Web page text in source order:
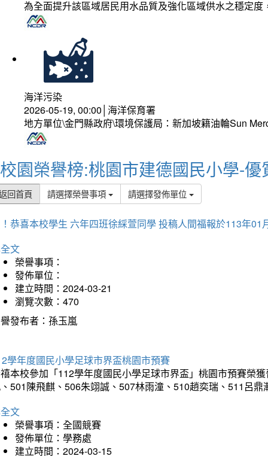
為全面提升該區域居民用水品質及強化區域供水之穩定
海洋污染
2026-05-19, 00:00│海洋保育署
地方單位\金門縣政府\環境保護局：新加坡籍油輪Sun
校園榮譽榜:桃園市建德國民小學-優
回首頁 請選擇榮譽事項 請選擇發佈單位
恭喜本校學生 六年四班徐綵萱同學 投稿人間福報於113年01
文
榮譽事項：
發佈單位：
建立時間：2024-03-21
瀏覽次數：470
發布者：孫玉嵐
學年度國民小學足球市界盃桃園市預賽
本校參加「112學年度國民小學足球市界盃」桃園市預賽榮
501陳飛麒、506朱翊誠、507林雨潼、510趙奕瑞、511呂
文
榮譽事項：全國競賽
發佈單位：學務處
建立時間：2024-03-15